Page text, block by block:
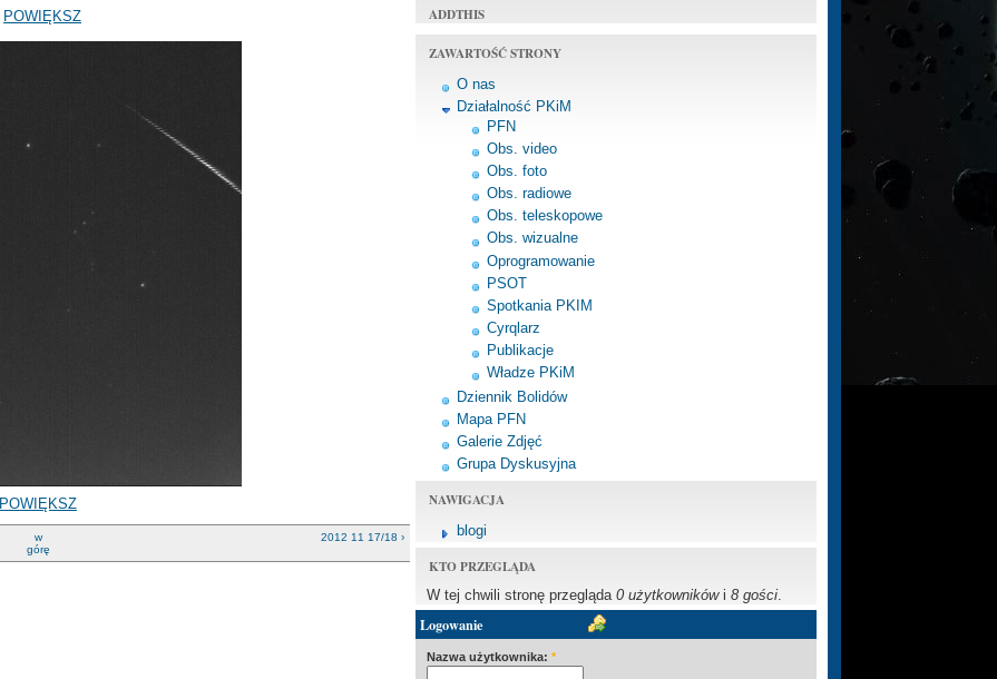
POWIĘKSZ
POWIĘKSZ
w
górę
2012 11 17/18 ›
ADDTHIS
ZAWARTOŚĆ STRONY
O nas
Działalność PKiM
PFN
Obs. video
Obs. foto
Obs. radiowe
Obs. teleskopowe
Obs. wizualne
Oprogramowanie
PSOT
Spotkania PKIM
Cyrqlarz
Publikacje
Władze PKiM
Dziennik Bolidów
Mapa PFN
Galerie Zdjęć
Grupa Dyskusyjna
NAWIGACJA
blogi
KTO PRZEGLĄDA
W tej chwili stronę przegląda 0 użytkownikówi 8 gości
Logowanie
Nazwa użytkownika: *